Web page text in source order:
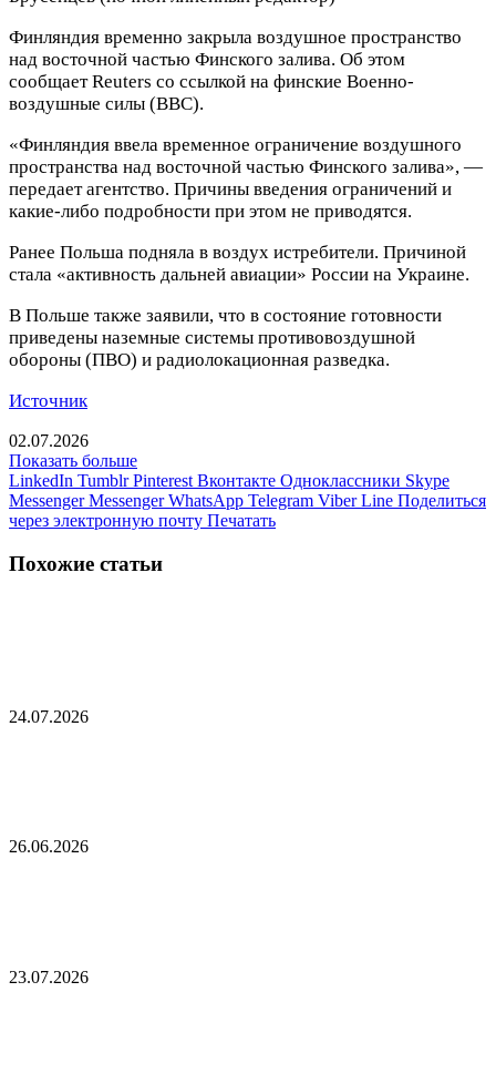
Финляндия временно закрыла воздушное пространство
над восточной частью Финского залива. Об этом
сообщает Reuters со ссылкой на финские Военно-
воздушные силы (ВВС).
«Финляндия ввела временное ограничение воздушного
пространства над восточной частью Финского залива», —
передает агентство. Причины введения ограничений и
какие-либо подробности при этом не приводятся.
Ранее Польша подняла в воздух истребители. Причиной
стала «активность дальней авиации» России на Украине.
В Польше также заявили, что в состояние готовности
приведены наземные системы противовоздушной
обороны (ПВО) и радиолокационная разведка.
Источник
02.07.2026
Показать больше
LinkedIn Tumblr Pinterest Вконтакте Одноклассники Skype
Messenger Messenger WhatsApp Telegram Viber Line Поделиться
через электронную почту Печатать
Похожие статьи
24.07.2026
26.06.2026
23.07.2026